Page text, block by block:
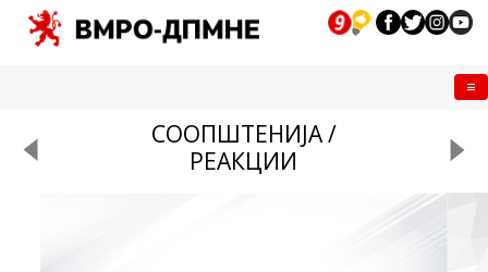
СООПШТЕНИЈА /
РЕАКЦИИ